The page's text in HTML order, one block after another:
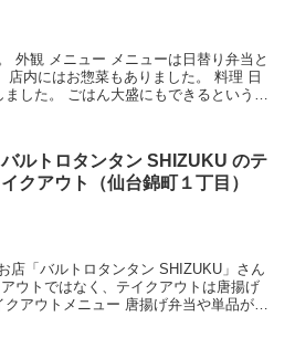
外観 メニュー メニューは日替り弁当と
店内にはお惣菜もありました。 料理 日
した。 ごはん大盛にもできるというこ
バルトロタンタン SHIZUKU のテ
イクアウト（仙台錦町１丁目）
店「バルトロタンタン SHIZUKU」さん
ウトではなく、テイクアウトは唐揚げ
アウトメニュー 唐揚げ弁当や単品がテ